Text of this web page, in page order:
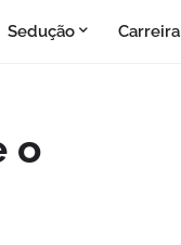
Sedução Carreira
o